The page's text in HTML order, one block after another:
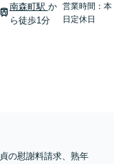
南森町駅 か
ら徒歩1分
営業時間：本
日定休日
の慰謝料請求、熟年